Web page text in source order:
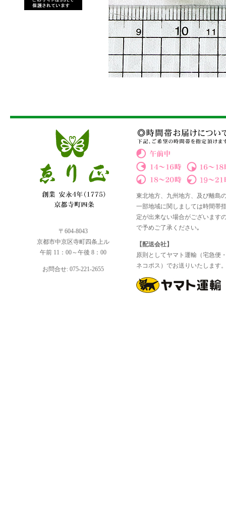
〒604-8043
京都市中京区寺町四条上ル
午前 11：00～午後 8：00
お問合せ: 075-221-2655
東北地方、九州地方、及び離島
一部地域に関しましては時間帯
定が出来ない場合がございます
で予めご了承ください｡
【配送会社】
原則としてヤマト運輸（宅急便
ネコポス）でお送りいたします